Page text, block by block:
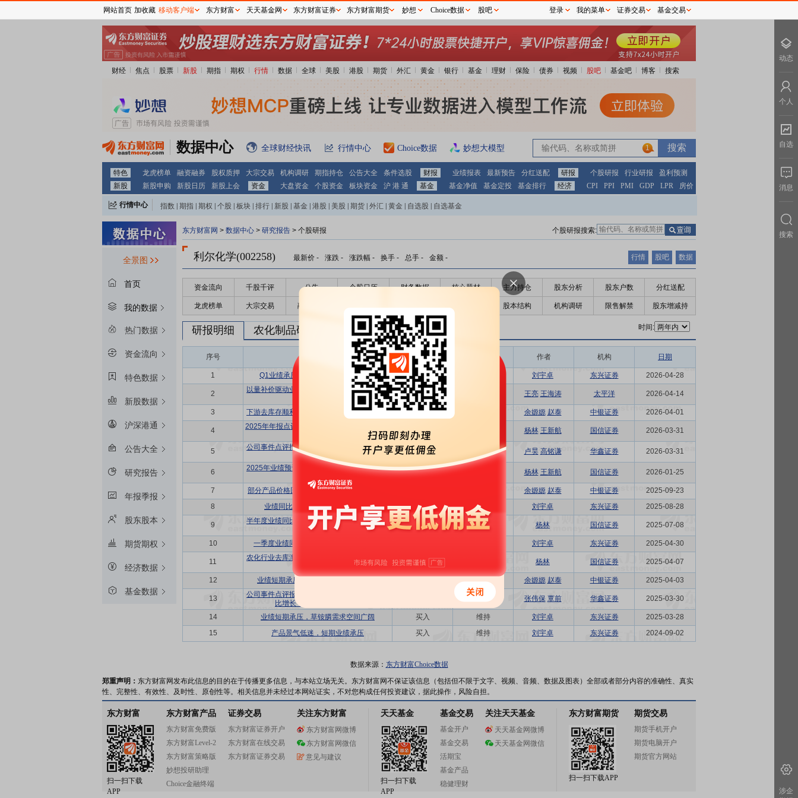
财经 焦点 股票 新股 期指 期权 行情 数据 全球 美股 港股 期货 外汇 黄金 银行 基金 理财 保险 债券 视频 股吧 基金吧 博客 搜索
数据中心 全球财经快讯 行情中心 Choice数据 妙想大模型 1
特色 龙虎榜单 融资融券 股权质押 大宗交易 机构调研 期指持仓 公告大全 条件选股 财报 业绩报表 最新预告 分红送配 研报 个股研报 行业研报
盈利预测
新股
新股申购 新股日历 新股上会 资金 大盘资金 个股资金 板块资金 沪 港 通 基金 基金净值 基金定投 基金排行 经济 CPI PPI PMI GDP LPR 房价
行情中心 指数 期指 期权 个股 板块 排行 新股 基金 港股 美股 期货 外汇 黄金 自选股 自选基金
全景图
首页
我的数据
热门数据
资金流向
特色数据
新股数据
沪深港通
公告大全
研究报告
年报季报
股东股本
期货期权
经济数据
基金数据
东方财富网 > 数据中心 > 研究报告 > 个股研报 个股研报搜索:
利尔化学(002258) 最新价 - 涨跌 - 涨跌幅 - 换手 - 总手 - 金额 - 行情 股吧 数据
资金流向 千股千评 公告 个股日历 财务数据 核心题材 主力持仓 股东分析 股东户数 分红送配
龙虎榜单 大宗交易 融资融券 股东大会 股本结构 机构调研 限售解禁 股东增减持
时间:
研报明细 农化制品研报 农化制品盈利预测
序号
东财
评级
作者 机构 日期
1 Q1业绩承压，细分龙头发展前景较好 买入 刘宇卓 东兴证券 2026-04-28
2
以量补价驱动业绩复苏，草铵膦有望迎来景气
买入 王亮 王海涛 太平洋 2026-04-14
3 下游去库存顺利，销量增长驱动业绩同比高增 买入 余嫄嫄 赵泰 中银证券 2026-04-01
4
2025年年报点评：农药销量大幅增长，与大客
增持 杨林 王新航 国信证券 2026-03-31
5
公司事件点评报告：满产满销业绩高增，全球
化驱动成长
买入 维持 卢昊 高铭谦 华鑫证券 2026-03-31
6
2025年业绩预计增长122%，草铵膦涨价将使
增持 杨林 王新航 国信证券 2026-01-25
7 部分产品价格回暖带动2025H1业绩同比改善 余嫄嫄 赵泰 中银证券
2025-09-23
8
业绩同比增长，行业有望底部回暖 买入 维持 刘宇卓 东兴证券 2025-08-28
9
半年度业绩同比大幅增长，草铵膦价格有望触
底反弹
增持 维持 杨林 国信证券 2025-07-08
10 一季度业绩同比增长，静待行业景气回暖 刘宇卓 东兴证券 2025-04-30
11
农化行业去库渐进尾声，连续两季度实现业绩
增持 杨林 国信证券 2025-04-07
12 业绩短期承压，精草铵膦产能布局推进 维持 余嫄嫄 赵泰 中银证券 2025-04-03
13
公司事件点评报告：农药中间体产品产销量同
比增长，重点项目稳步推进
首次 张伟保 覃前 华鑫证券 2025-03-30
14 业绩短期承压，草铵膦需求空间广阔 买入 维持 刘宇卓 东兴证券
2025-03-28
15
产品景气低迷，短期业绩承压 买入 维持 刘宇卓 东兴证券 2024-09-02
数据来源： 东方财富Choice数据
郑重声明： 东方财富网发布此信息的目的在于传播更多信息，与本站立场无关。东方财富网不保证该信息（包括但不限于文字、视频、音频、数据及图表）全部或者部分内容的准确性、真实
性、完整性、有效性、及时性、原创性等。相关信息并未经过本网站证实，不对您构成任何投资建议，据此操作，风险自担。
东方财富
扫一扫下载
APP
东方财富产品
东方财富免费版
东方财富Level-2
东方财富策略版
妙想投研助理
Choice金融终端
证券交易
东方财富证券开户
东方财富在线交易
东方财富证券交易
关注东方财富
东方财富网微博
东方财富网微信
意见与建议
天天基金
扫一扫下载
APP
基金交易
基金开户
基金交易
活期宝
基金产品
稳健理财
关注天天基金
天天基金网微博
天天基金网微信
东方财富期货
扫一扫下载APP
期货交易
期货手机开户
期货电脑开户
期货官方网站
网站首页 加收藏 移动客户端 东方财富 天天基金网 东方财富证券 东方财富期货 妙想 Choice数据 股吧 登录 我的菜单 证券交易 基金交易
动态
个人
自选
消息
搜索
涉企